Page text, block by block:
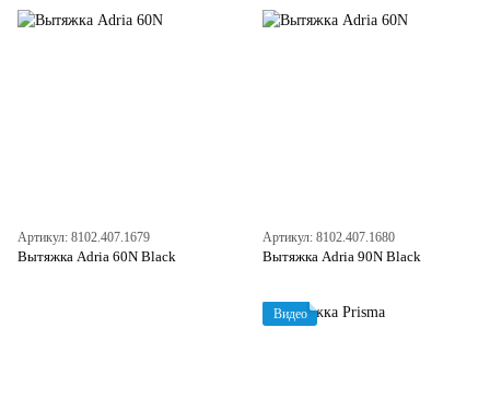
Артикул: 8102.407.1679
Вытяжка Adria 60N Black
Артикул: 8102.407.1680
Вытяжка Adria 90N Black
Видео